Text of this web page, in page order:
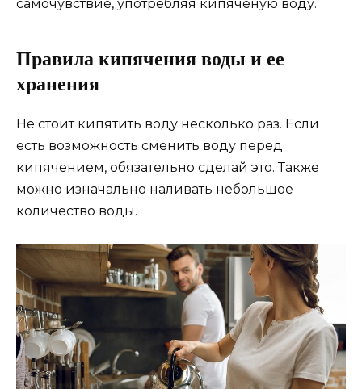
самочувствие, употребляя кипяченую воду.
Правила кипячения воды и ее
хранения
Не стоит кипятить воду несколько раз. Если
есть возможность сменить воду перед
кипячением, обязательно сделай это. Также
можно изначально наливать небольшое
количество воды.